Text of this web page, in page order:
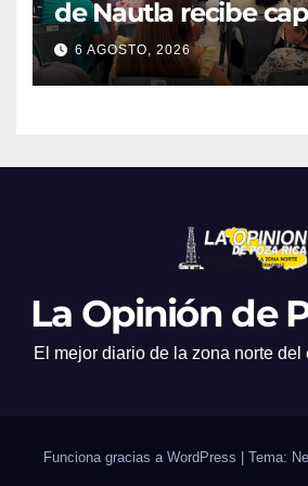
de Nautla recibe
en atención a
6 AGOSTO, 2026
La Opinión de
El mejor diario de la zona norte del
Funciona gracias a WordPress Tema: